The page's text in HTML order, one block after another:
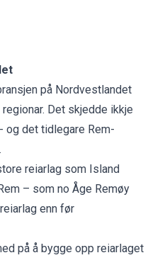
på Nordvestlandet
Det skjedde ikkje
og det tidlegare Rem-
reiarlag som Island
– som no Åge Remøy
enn før
på å bygge opp reiarlaget